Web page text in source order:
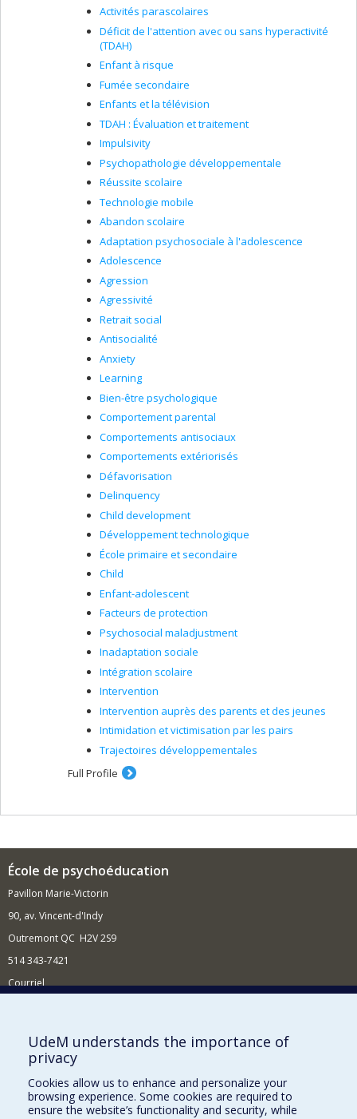
Activités parascolaires
Déficit de l'attention avec ou sans hyperactivité
(TDAH)
Enfant à risque
Fumée secondaire
Enfants et la télévision
TDAH : Évaluation et traitement
Impulsivity
Psychopathologie développementale
Réussite scolaire
Technologie mobile
Abandon scolaire
Adaptation psychosociale à l'adolescence
Adolescence
Agression
Agressivité
Retrait social
Antisocialité
Anxiety
Learning
Bien-être psychologique
Comportement parental
Comportements antisociaux
Comportements extériorisés
Défavorisation
Delinquency
Child development
Développement technologique
École primaire et secondaire
Child
Enfant-adolescent
Facteurs de protection
Psychosocial maladjustment
Inadaptation sociale
Intégration scolaire
Intervention
Intervention auprès des parents et des jeunes
Intimidation et victimisation par les pairs
Trajectoires développementales
Full Profile
École de psychoéducation
Pavillon Marie-Victorin
90, av. Vincent-d'Indy
Outremont QC H2V 2S9
514 343-7421
Courriel
Comment soutenir l'École?
BESOIN D'AIDE?
Plan du site
Signaler une erreur
UdeM understands the importance of
privacy
Cookies allow us to enhance and personalize your
browsing experience. Some cookies are required to
ensure the website’s functionality and security, while